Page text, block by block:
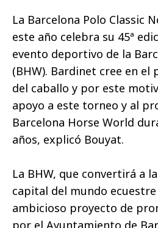
La Barcelona Polo Classic
este año celebra su 45ª
evento deportivo de la
(BHW). Bardinet cree en
del caballo y por este
apoyo a este torneo y al
Barcelona Horse World
años, explicó Bouyat.
La BHW, que convertirá a
capital del mundo ecuestre
ambicioso proyecto de
por el Ayuntamiento de